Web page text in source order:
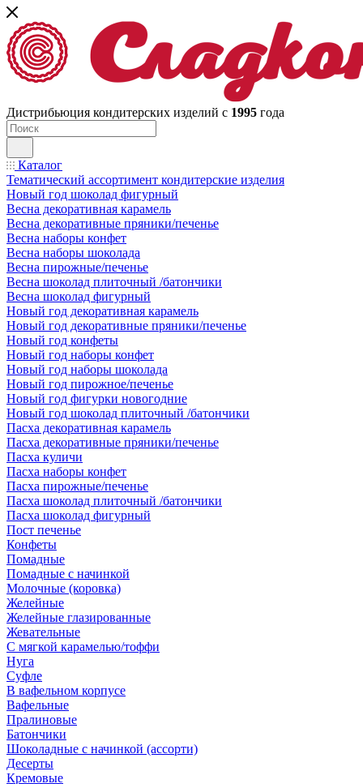
Дистрибьюция кондитерских изделий с 1995 года
Каталог
Тематический ассортимент кондитерские изделия
Новый год шоколад фигурный
Весна декоративная карамель
Весна декоративные пряники/печенье
Весна наборы конфет
Весна наборы шоколада
Весна пирожные/печенье
Весна шоколад плиточный /батончики
Весна шоколад фигурный
Новый год декоративная карамель
Новый год декоративные пряники/печенье
Новый год конфеты
Новый год наборы конфет
Новый год наборы шоколада
Новый год пирожное/печенье
Новый год фигурки новогодние
Новый год шоколад плиточный /батончики
Пасха декоративная карамель
Пасха декоративные пряники/печенье
Пасха куличи
Пасха наборы конфет
Пасха пирожные/печенье
Пасха шоколад плиточный /батончики
Пасха шоколад фигурный
Пост печенье
Конфеты
Помадные
Помадные с начинкой
Молочные (коровка)
Желейные
Желейные глазированные
Жевательные
С мягкой карамелью/тоффи
Нуга
Суфле
В вафельном корпусе
Вафельные
Пралиновые
Батончики
Шоколадные с начинкой (ассорти)
Десерты
Кремовые